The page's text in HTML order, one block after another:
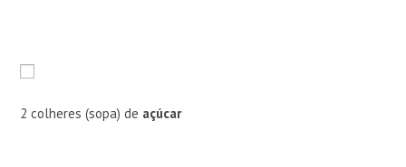
2 colheres (sopa) de açúcar